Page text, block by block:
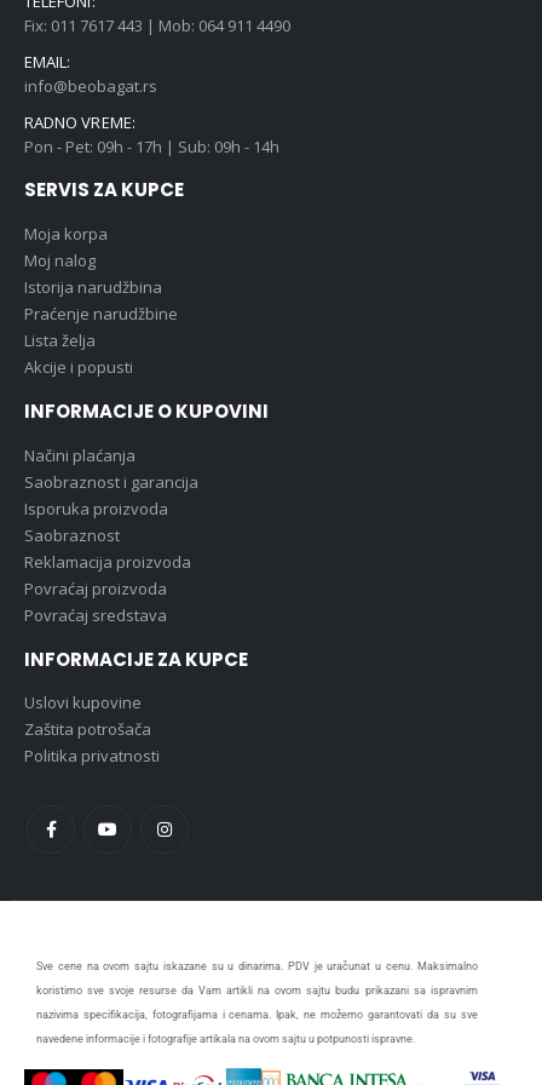
Fix: 011 7617 443 | Mob: 064 911 4490
EMAIL:
info@beobagat.rs
RADNO VREME:
Pon - Pet: 09h - 17h | Sub: 09h - 14h
SERVIS ZA KUPCE
Moja korpa
Moj nalog
Istorija narudžbina
Praćenje narudžbine
Lista želja
Akcije i popusti
INFORMACIJE O KUPOVINI
Načini plaćanja
Saobraznost i garancija
Isporuka proizvoda
Saobraznost
Reklamacija proizvoda
Povraćaj proizvoda
Povraćaj sredstava
INFORMACIJE ZA KUPCE
Uslovi kupovine
Zaštita potrošača
Politika privatnosti
Sve cene na ovom sajtu iskazane su u dinarima. PDV je uračunat u cenu. Maksimalno
koristimo sve svoje resurse da Vam artikli na ovom sajtu budu prikazani sa ispravnim
nazivima specifikacija, fotografijama i cenama. Ipak, ne možemo garantovati da su sve
navedene informacije i fotografije artikala na ovom sajtu u potpunosti ispravne.